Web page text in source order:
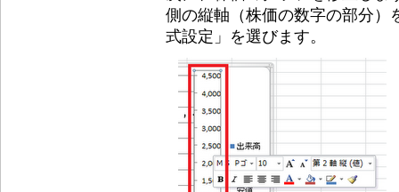
側の縦軸（株価の数字の部分）
式設定」を選びます。